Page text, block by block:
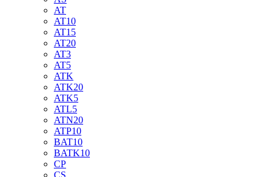
AT
AT10
AT15
AT20
AT3
AT5
ATK
ATK20
ATK5
ATL5
ATN20
ATP10
BAT10
BATK10
CP
CS